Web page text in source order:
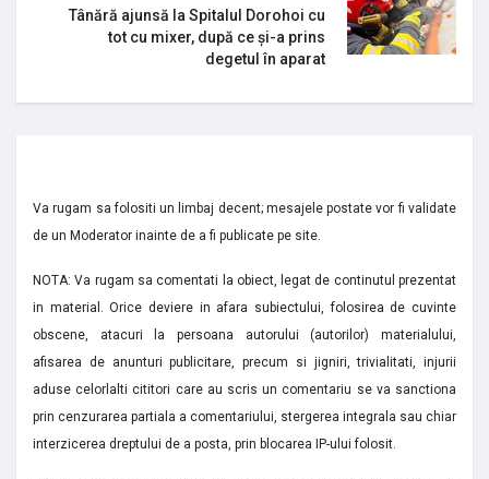
Tânără ajunsă la Spitalul Dorohoi cu
tot cu mixer, după ce și-a prins
degetul în aparat
Va rugam sa folositi un limbaj decent; mesajele postate vor fi validate
de un Moderator inainte de a fi publicate pe site.
NOTA: Va rugam sa comentati la obiect, legat de continutul prezentat
in material. Orice deviere in afara subiectului, folosirea de cuvinte
obscene, atacuri la persoana autorului (autorilor) materialului,
afisarea de anunturi publicitare, precum si jigniri, trivialitati, injurii
aduse celorlalti cititori care au scris un comentariu se va sanctiona
prin cenzurarea partiala a comentariului, stergerea integrala sau chiar
interzicerea dreptului de a posta, prin blocarea IP-ului folosit.